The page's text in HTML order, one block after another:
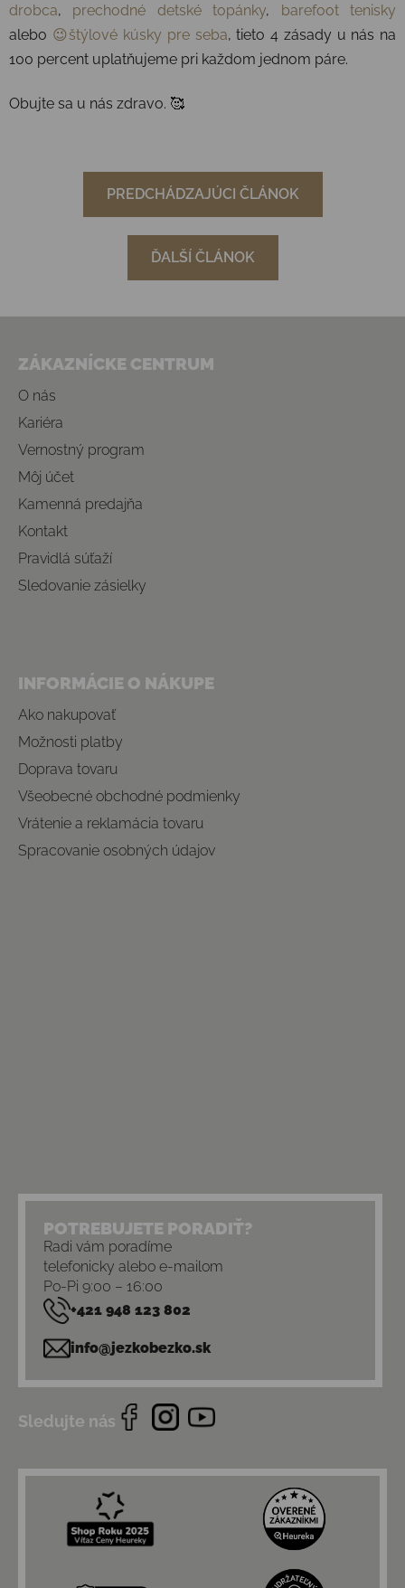
drobca, prechodné detské topánky, barefoot tenisky
alebo 😉štýlové kúsky pre seba, tieto 4 zásady u nás na
100 percent uplatňujeme pri každom jednom páre.
Obujte sa u nás zdravo. 🥰
PREDCHÁDZAJÚCI ČLÁNOK
ĎALŠÍ ČLÁNOK
ZÁKAZNÍCKE CENTRUM
O nás
Kariéra
Vernostný program
Môj účet
Kamenná predajňa
Kontakt
Pravidlá súťaží
Sledovanie zásielky
INFORMÁCIE O NÁKUPE
Ako nakupovať
Možnosti platby
Doprava tovaru
Všeobecné obchodné podmienky
Vrátenie a reklamácia tovaru
Spracovanie osobných údajov
POTREBUJETE PORADIŤ?
Radi vám poradíme
telefonicky alebo e-mailom
Po-Pi 9:00 – 16:00
+421 948 123 802
info@jezkobezko.sk
Sledujte nás